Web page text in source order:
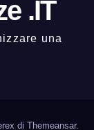
.IT
una
di Themeansar.